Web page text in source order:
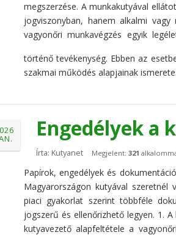
megszerzése. A munkakutyával
jogviszonyban, hanem alkalmi
vagyonőri munkavégzés egyik
történő tevékenység. Ebben az
szakmai működés alapjainak
Engedélyek a
Írta: Kutyanet Megjelent: 321
Papírok, engedélyek és
Magyarországon kutyával
piaci gyakorlat szerint többféle
jogszerű és ellenőrizhető legyen. 1.
kutyavezető alapfeltétele a